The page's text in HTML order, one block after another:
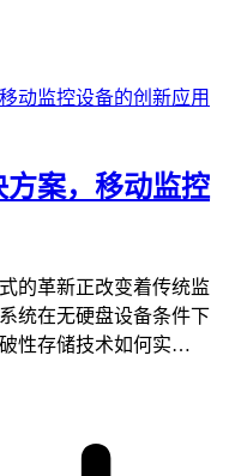
案，移动监控
的革新正改变着传统监
统在无硬盘设备条件下
性存储技术如何实…